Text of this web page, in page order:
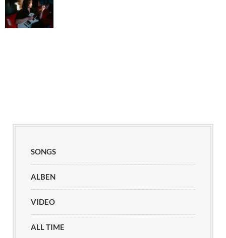
SONGS
ALBEN
VIDEO
ALL TIME